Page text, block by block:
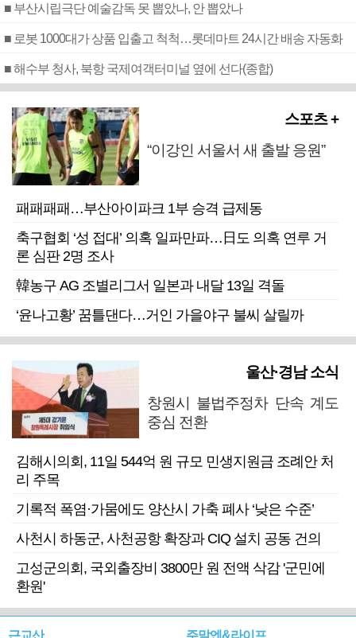
■ 부산시립극단 예술감독 못 뽑았나, 안 뽑았나
■ 로봇 1000대가 상품 입출고 척척…롯데마트 24시간 배송 자동화
■ 해수부 청사, 북항 국제여객터미널 옆에 선다(종합)
스포츠 +
“이강인 서울서 새 출발 응원”
패패패패…부산아이파크 1부 승격 급제동
축구협회 ‘성 접대’ 의혹 일파만파…日도 의혹 연루 거
론 심판 2명 조사
韓농구 AG 조별리그서 일본과 내달 13일 격돌
‘윤나고황’ 꿈틀댄다…거인 가을야구 불씨 살릴까
울산·경남 소식
창원시 불법주정차 단속 계도
중심 전환
김해시의회, 11일 544억 원 규모 민생지원금 조례안 처
리 주목
기록적 폭염·가뭄에도 양산시 가축 폐사 ‘낮은 수준’
사천시 하동군, 사천공항 확장과 CIQ 설치 공동 건의
고성군의회, 국외출장비 3800만 원 전액 삭감 '군민에
환원'